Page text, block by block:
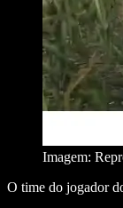
Imagem:
O time do jogador